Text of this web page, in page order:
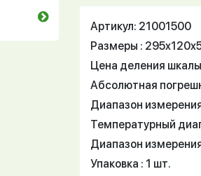
Артикул: 21001500
Размеры :
Цена деления
Абсолютная
Диапазон
Температурный
Диапазон
Упаковка : 1 шт.